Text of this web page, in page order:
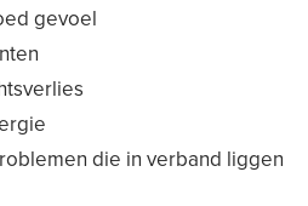
gevoel
die in verband liggen